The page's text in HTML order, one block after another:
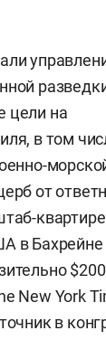
цели на
в том
от
квартире
в Бахрейне
New York
в